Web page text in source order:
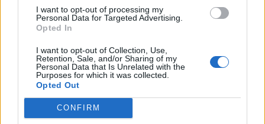
I want to opt-out of processing my
Personal Data for Targeted Advertising.
Opted In
I want to opt-out of Collection, Use,
Retention, Sale, and/or Sharing of my
Personal Data that Is Unrelated with the
Purposes for which it was collected.
Opted Out
CONFIRM
REPER
SENS
SOS (Șoșoacă)
POT (Gavrilă)
PACE (Peia)
Acțiunea Conservatoare (Târziu)
PDF (Lazarus)